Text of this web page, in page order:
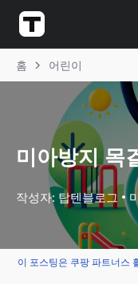
홈 어린이
미아방지 목
작성자: 탑텐블로그
이 포스팅은 쿠팡 파트너스